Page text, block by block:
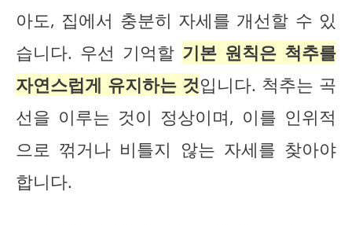
아도, 집에서 충분히 자세를 개선할 수 있
습니다. 우선 기억할 기본 원칙은 척추를
자연스럽게 유지하는 것입니다. 척추는 곡
선을 이루는 것이 정상이며, 이를 인위적
으로 꺾거나 비틀지 않는 자세를 찾아야
합니다.